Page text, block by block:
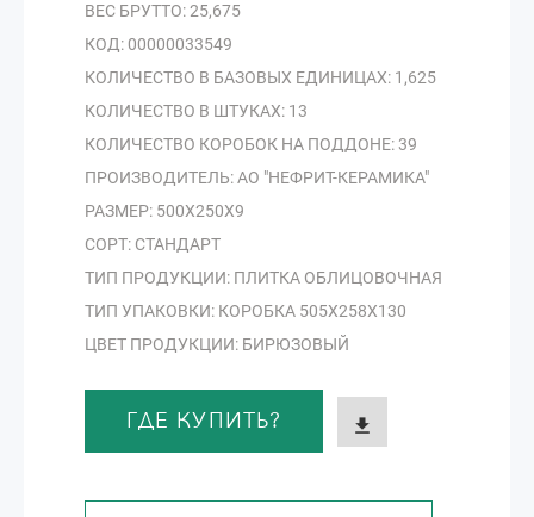
ВЕС БРУТТО: 25,675
КОД: 00000033549
КОЛИЧЕСТВО В БАЗОВЫХ ЕДИНИЦАХ: 1,625
КОЛИЧЕСТВО В ШТУКАХ: 13
КОЛИЧЕСТВО КОРОБОК НА ПОДДОНЕ: 39
ПРОИЗВОДИТЕЛЬ: АО "НЕФРИТ-КЕРАМИКА"
РАЗМЕР: 500Х250Х9
СОРТ: СТАНДАРТ
ТИП ПРОДУКЦИИ: ПЛИТКА ОБЛИЦОВОЧНАЯ
ТИП УПАКОВКИ: КОРОБКА 505Х258Х130
ЦВЕТ ПРОДУКЦИИ: БИРЮЗОВЫЙ
ГДЕ КУПИТЬ?